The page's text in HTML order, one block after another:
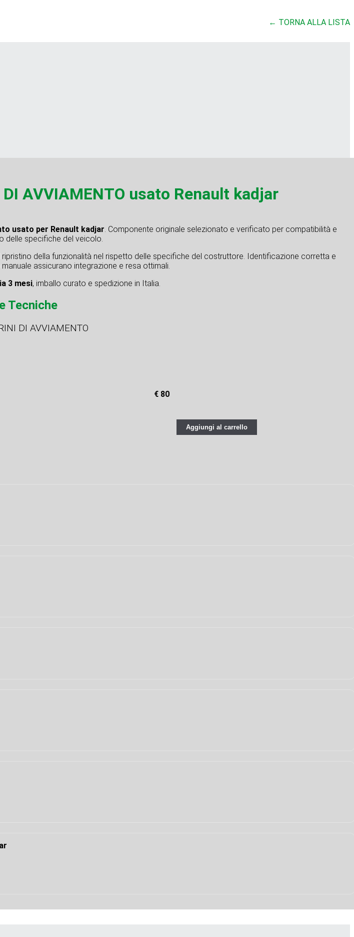
← TORNA ALLA LISTA
DI AVVIAMENTO usato Renault kadjar
usato per Renault kadjar. Componente originale selezionato e verificato per compatibilità e
delle specifiche del veicolo.
ripristino della funzionalità nel rispetto delle specifiche del costruttore. Identificazione corretta e
assicurano integrazione e resa ottimali.
3 mesi, imballo curato e spedizione in Italia.
Tecniche
DI AVVIAMENTO
€ 80
Aggiungi al carrello